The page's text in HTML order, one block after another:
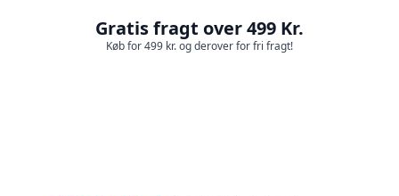
Gratis fragt over 499 Kr.
Køb for 499 kr. og derover for fri fragt!